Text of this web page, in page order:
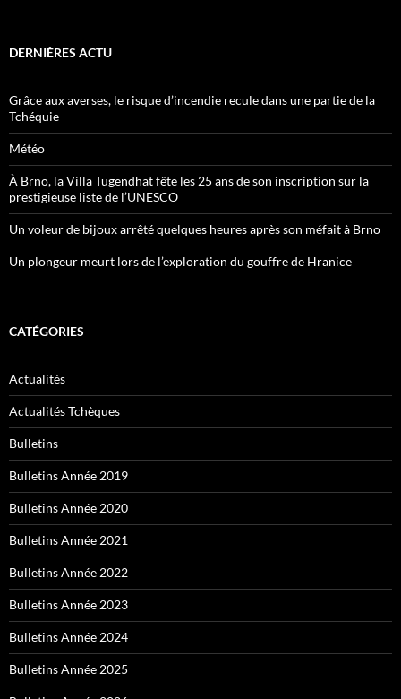
DERNIÈRES ACTU
Grâce aux averses, le risque d’incendie recule dans une partie de la
Tchéquie
Météo
À Brno, la Villa Tugendhat fête les 25 ans de son inscription sur la
prestigieuse liste de l’UNESCO
Un voleur de bijoux arrêté quelques heures après son méfait à Brno
Un plongeur meurt lors de l’exploration du gouffre de Hranice
CATÉGORIES
Actualités
Actualités Tchèques
Bulletins
Bulletins Année 2019
Bulletins Année 2020
Bulletins Année 2021
Bulletins Année 2022
Bulletins Année 2023
Bulletins Année 2024
Bulletins Année 2025